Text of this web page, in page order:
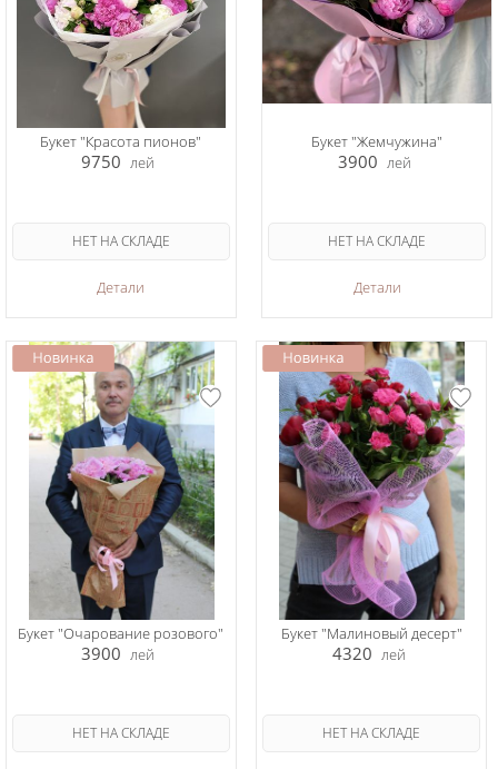
Букет "Красота пионов"
9750 лей
Детали
НЕТ НА СКЛАДЕ
Букет "Жемчужина"
3900 лей
Детали
НЕТ НА СКЛАДЕ
Букет "Очарование розового"
3900 лей
НЕТ НА СКЛАДЕ
Букет "Малиновый десерт"
4320 лей
НЕТ НА СКЛАДЕ